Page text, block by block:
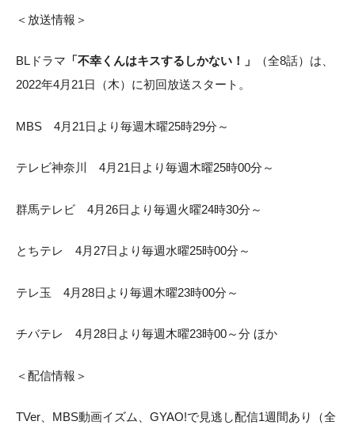
＜放送情報＞
BLドラマ 「不幸くんはキスするしかない！」
（全8話）は、
2022年4月21日（木）に初回放送スタート。
MBS 4月21日より毎週木曜25時29分～
テレビ神奈川 4月21日より毎週木曜25時00分～
群馬テレビ 4月26日より毎週火曜24時30分～
とちテレ 4月27日より毎週水曜25時00分～
テレ玉 4月28日より毎週木曜23時00分～
チバテレ 4月28日より毎週木曜23時00～分 ほか
＜配信情報＞
TVer、MBS動画イズム、GYAO!で見逃し配信1週間あり（全